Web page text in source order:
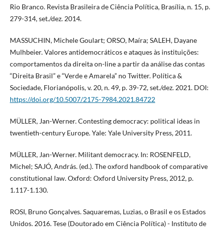
Rio Branco. Revista Brasileira de Ciência Política, Brasília, n. 15, p.
279-314, set./dez. 2014.
MASSUCHIN, Michele Goulart; ORSO, Maíra; SALEH, Dayane
Mulhbeier. Valores antidemocráticos e ataques às instituições:
comportamentos da direita on-line a partir da análise das contas
“Direita Brasil” e “Verde e Amarela” no Twitter. Política &
Sociedade, Florianópolis, v. 20, n. 49, p. 39-72, set./dez. 2021. DOI:
https://doi.org/10.5007/2175-7984.2021.84722
MÜLLER, Jan-Werner. Contesting democracy: political ideas in
twentieth-century Europe. Yale: Yale University Press, 2011.
MÜLLER, Jan-Werner. Militant democracy. In: ROSENFELD,
Michel; SAJÓ, András. (ed.). The oxford handbook of comparative
constitutional law. Oxford: Oxford University Press, 2012, p.
1.117-1.130.
ROSI, Bruno Gonçalves. Saquaremas, Luzias, o Brasil e os Estados
Unidos. 2016. Tese (Doutorado em Ciência Política) - Instituto de